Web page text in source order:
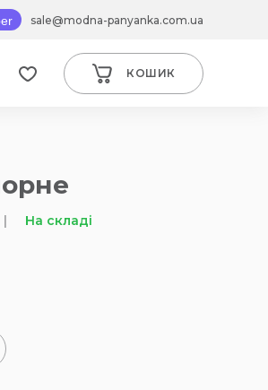
sale@modna-panyanka.com.ua
КОШИК
| На складі